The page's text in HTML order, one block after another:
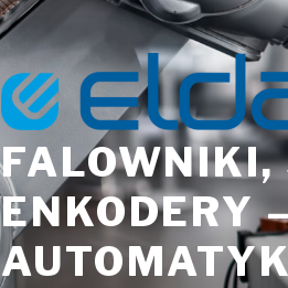
FALOWNIKI,
ENKODERY